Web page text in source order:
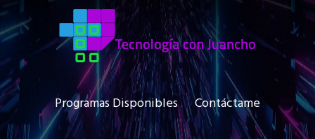
Programas Disponibles Contáctame